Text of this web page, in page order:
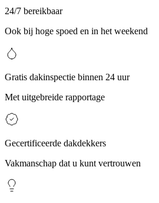
24/7 bereikbaar
Ook bij hoge spoed en in het weekend
Gratis dakinspectie binnen 24 uur
Met uitgebreide rapportage
Gecertificeerde dakdekkers
Vakmanschap dat u kunt vertrouwen